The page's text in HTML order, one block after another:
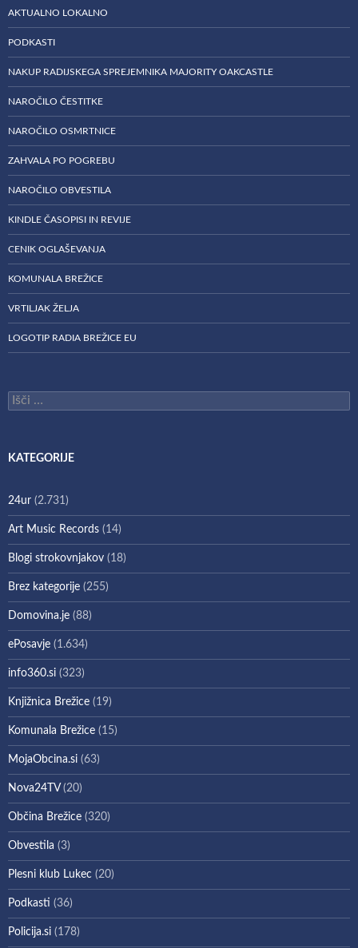
AKTUALNO LOKALNO
PODKASTI
NAKUP RADIJSKEGA SPREJEMNIKA MAJORITY OAKCASTLE
NAROČILO ČESTITKE
NAROČILO OSMRTNICE
ZAHVALA PO POGREBU
NAROČILO OBVESTILA
KINDLE ČASOPISI IN REVIJE
CENIK OGLAŠEVANJA
KOMUNALA BREŽICE
VRTILJAK ŽELJA
LOGOTIP RADIA BREŽICE EU
Išči:
KATEGORIJE
24ur (2.731)
Art Music Records (14)
Blogi strokovnjakov (18)
Brez kategorije (255)
Domovina.je (88)
ePosavje (1.634)
info360.si (323)
Knjižnica Brežice (19)
Komunala Brežice (15)
MojaObcina.si (63)
Nova24TV(20)
Občina Brežice (320)
Obvestila (3)
Plesni klub Lukec (20)
Podkasti (36)
Policija.si (178)